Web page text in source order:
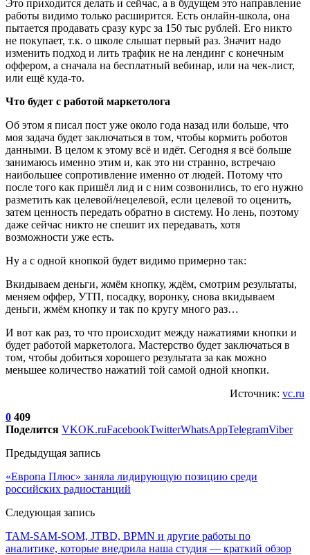
Это приходится делать и сейчас, а в будущем это направление
работы видимо только расширится. Есть онлайн-школа, она
пытается продавать сразу курс за 150 тыс рублей. Его никто
не покупает, т.к. о школе слышат первый раз. Значит надо
изменить подход и лить трафик не на лендинг с конечным
оффером, а сначала на бесплатный вебинар, или на чек-лист,
или ещё куда-то.
Что будет с работой маркетолога
Об этом я писал пост уже около года назад или больше, что
моя задача будет заключаться в том, чтобы кормить роботов
данными. В целом к этому всё и идёт. Сегодня я всё больше
занимаюсь именно этим и, как это ни странно, встречаю
наибольшее сопротивление именно от людей. Потому что
после того как пришёл лид и с ним созвонились, то его нужно
разметить как целевой/нецелевой, если целевой то оценить,
затем ценность передать обратно в систему. Но лень, поэтому
даже сейчас никто не спешит их передавать, хотя
возможности уже есть.
Ну а с одной кнопкой будет видимо примерно так:
Вкидываем деньги, жмём кнопку, ждём, смотрим результаты,
меняем оффер, УТП, посадку, воронку, снова вкидываем
деньги, жмём кнопку и так по кругу много раз…
И вот как раз, то что происходит между нажатиями кнопки и
будет работой маркетолога. Мастерство будет заключаться в
том, чтобы добиться хорошего результата за как можно
меньшее количество нажатий той самой одной кнопки.
Источник: vc.ru
0 409
Поделится VKOK.ruFacebookTwitterWhatsAppTelegramViber
Предыдущая запись
«Европа Плюс» заняла лидирующую позицию среди
российских радиостанций
Следующая запись
TAM-SAM-SOM, JTBD, BPMN и другие работы по
аналитике, которые внедрила наша студия — краткий обзор